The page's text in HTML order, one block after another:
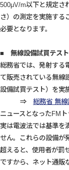
500μV/m以下と規定さ
さ）の測定を実施する
必要となります。
■ 無線設備試買テスト
総務省では、発射する
て販売されている無線
設備試買テスト）を実
⇒ 総務省 無
ニュースとなったFM
実は電波法では基準を
せん。これらの設備が
超えると、使用者が罰
ですから、ネット通販